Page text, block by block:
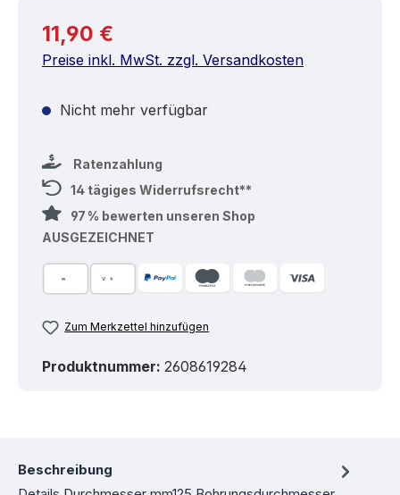
Regulärer Preis:
11,90 €
Preise inkl. MwSt. zzgl. Versandkosten
Nicht mehr verfügbar
Ratenzahlung
14 tägiges Widerrufsrecht**
97 % bewerten unseren Shop
AUSGEZEICHNET
Zum Merkzettel hinzufügen
Produktnummer: 2608619284
Beschreibung